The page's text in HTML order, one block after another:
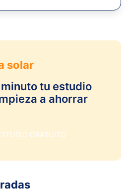
solar
minuto tu estudio
a ahorrar
GRATUITO